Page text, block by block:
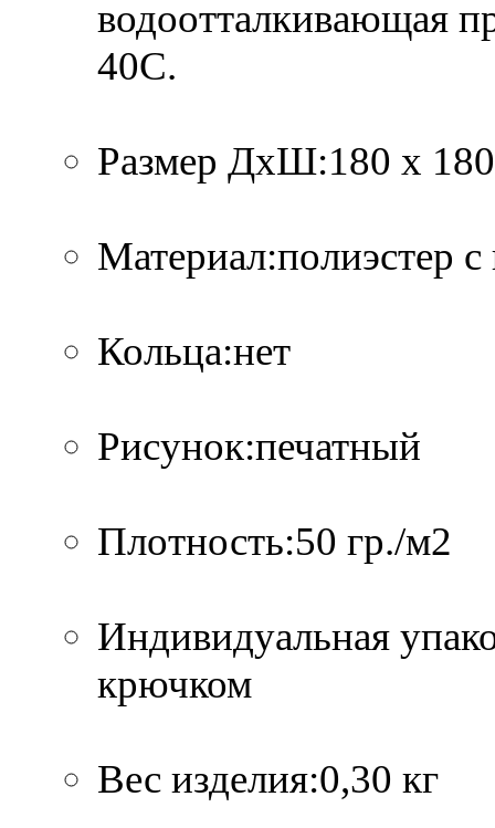
водоотталкивающая
40C.
Размер ДхШ:180 х
Материал:полиэстер
Кольца:нет
Рисунок:печатный
Плотность:50 гр./м2
Индивидуальная
крючком
Вес изделия:0,30 кг